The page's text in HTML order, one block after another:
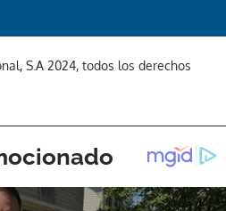
S.A 2024, todos los derechos